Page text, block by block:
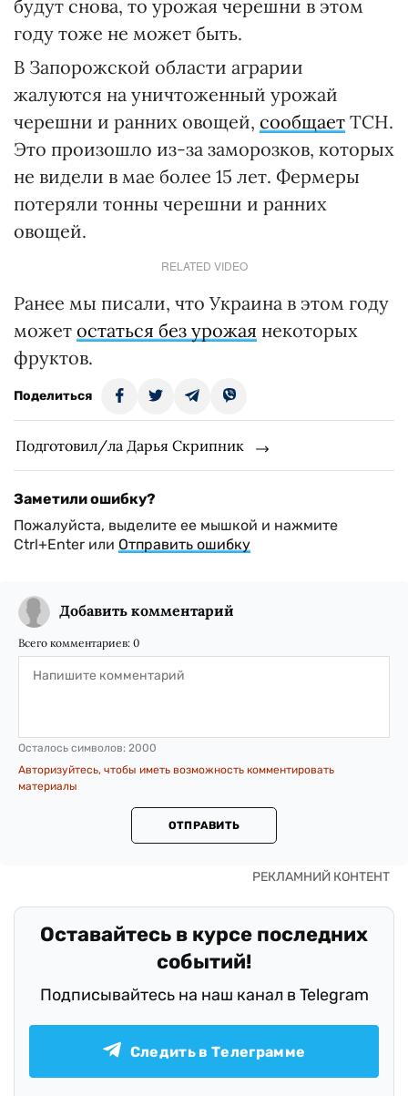
будут снова, то урожая черешни в этом
году тоже не может быть.
В Запорожской области аграрии
жалуются на уничтоженный урожай
черешни и ранних овощей, сообщает ТСН.
Это произошло из-за заморозков, которых
не видели в мае более 15 лет. Фермеры
потеряли тонны черешни и ранних
овощей.
RELATED VIDEO
Ранее мы писали, что Украина в этом году
может остаться без урожая некоторых
фруктов.
Поделиться
Подготовил/ла Дарья Скрипник
Заметили ошибку?
Пожалуйста, выделите ее мышкой и нажмите
Ctrl+Enter или Отправить ошибку
Добавить комментарий
Всего комментариев: 0
Осталось символов: 2000
Авторизуйтесь, чтобы иметь возможность комментировать
материалы
ОТПРАВИТЬ
Оставайтесь в курсе последних
событий!
Подписывайтесь на наш канал в Telegram
Следить в Телеграмме